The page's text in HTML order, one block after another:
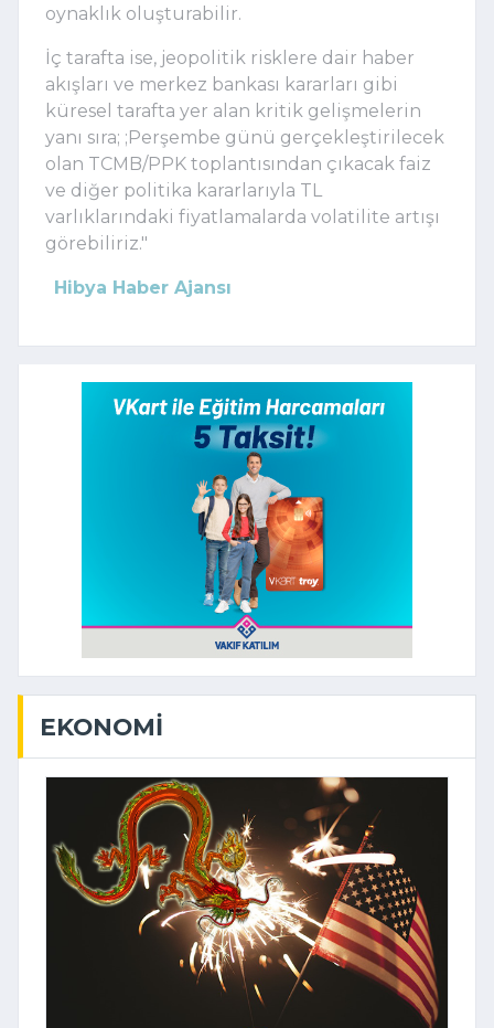
oynaklık oluşturabilir.
İç tarafta ise, jeopolitik risklere dair haber
akışları ve merkez bankası kararları gibi
küresel tarafta yer alan kritik gelişmelerin
yanı sıra; ;Perşembe günü gerçekleştirilecek
olan TCMB/PPK toplantısından çıkacak faiz
ve diğer politika kararlarıyla TL
varlıklarındaki fiyatlamalarda volatilite artışı
görebiliriz."
Hibya Haber Ajansı
EKONOMI